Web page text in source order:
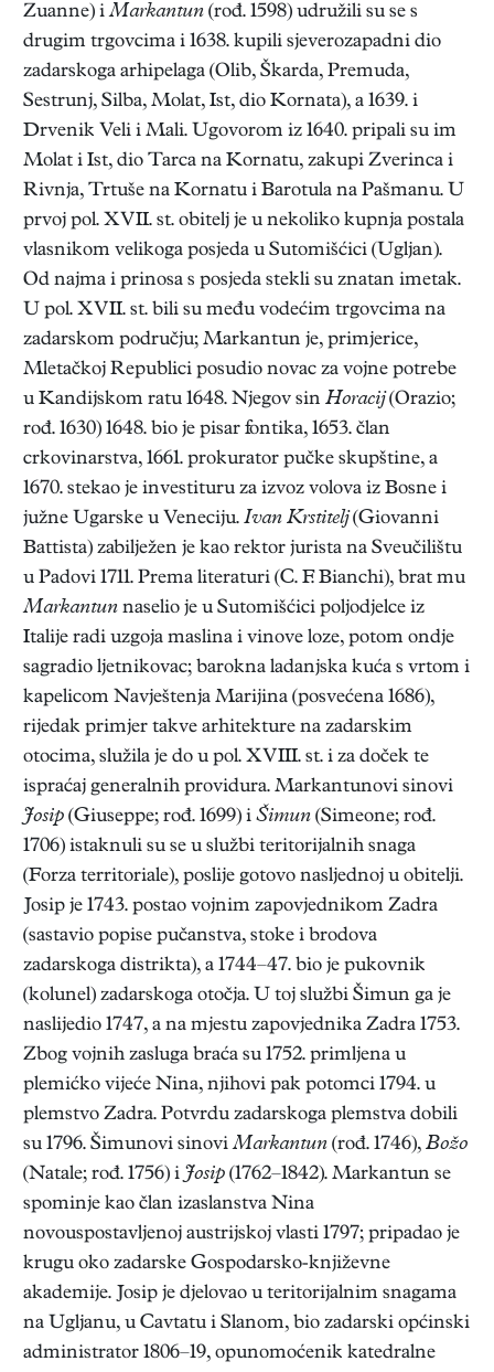
Zuanne) iMarkantun (rođ. 1598) udružili su se s
drugim trgovcima i 1638. kupili sjeverozapadni dio
zadarskoga arhipelaga (Olib, Škarda, Premuda,
Sestrunj, Silba, Molat, Ist, dio Kornata), a 1639. i
Drvenik Veli i Mali. Ugovorom iz 1640. pripali su im
Molat i Ist, dio Tarca na Kornatu, zakupi Zverinca i
Rivnja, Trtuše na Kornatu i Barotula na Pašmanu. U
prvoj pol. XVII. st. obitelj je u nekoliko kupnja postala
vlasnikom velikoga posjeda u Sutomišćici (Ugljan).
Od najma i prinosa s posjeda stekli su znatan imetak.
U pol. XVII. st. bili su među vodećim trgovcima na
zadarskom području; Markantun je, primjerice,
Mletačkoj Republici posudio novac za vojne potrebe
u Kandijskom ratu 1648. Njegov sin Horacij(Orazio;
rođ. 1630) 1648. bio je pisar fontika, 1653. član
crkovinarstva, 1661. prokurator pučke skupštine, a
1670. stekao je investituru za izvoz volova iz Bosne i
južne Ugarske u Veneciju. Ivan Krstitelj(Giovanni
Battista) zabilježen je kao rektor jurista na Sveučilištu
u Padovi 1711. Prema literaturi (C. F. Bianchi), brat mu
Markantun naselio je u Sutomišćici poljodjelce iz
Italije radi uzgoja maslina i vinove loze, potom ondje
sagradio ljetnikovac; barokna ladanjska kuća s vrtom i
kapelicom Navještenja Marijina (posvećena 1686),
rijedak primjer takve arhitekture na zadarskim
otocima, služila je do u pol. XVIII. st. i za doček te
ispraćaj generalnih providura. Markantunovi sinovi
Josip (Giuseppe; rođ. 1699) i Šimun (Simeone; rođ.
1706) istaknuli su se u službi teritorijalnih snaga
(Forza territoriale), poslije gotovo nasljednoj u obitelji.
Josip je 1743. postao vojnim zapovjednikom Zadra
(sastavio popise pučanstva, stoke i brodova
zadarskoga distrikta), a 1744–47. bio je pukovnik
(kolunel) zadarskoga otočja. U toj službi Šimun ga je
naslijedio 1747, a na mjestu zapovjednika Zadra 1753.
Zbog vojnih zasluga braća su 1752. primljena u
plemićko vijeće Nina, njihovi pak potomci 1794. u
plemstvo Zadra. Potvrdu zadarskoga plemstva dobili
su 1796. Šimunovi sinoviMarkantun (rođ. 1746), Božo
(Natale; rođ. 1756) i Josip (1762–1842). Markantun se
spominje kao član izaslanstva Nina
novouspostavljenoj austrijskoj vlasti 1797; pripadao je
krugu oko zadarske Gospodarsko-književne
akademije. Josip je djelovao u teritorijalnim snagama
na Ugljanu, u Cavtatu i Slanom, bio zadarski općinski
administrator 1806–19, opunomoćenik katedralne